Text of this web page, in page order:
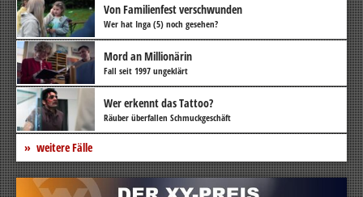
Von Familienfest verschwunden
Wer hat Inga (5) noch gesehen?
Mord an Millionärin
Fall seit 1997 ungeklärt
Wer erkennt das Tattoo?
Räuber überfallen Schmuckgeschäft
weitere Fälle